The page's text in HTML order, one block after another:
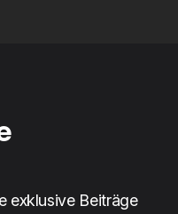
exklusive Beiträge